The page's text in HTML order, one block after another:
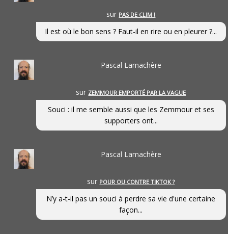
sur PAS DE CLIM !
Il est où le bon sens ? Faut-il en rire ou en pleurer ?...
Pascal Lamachère
sur ZEMMOUR EMPORTÉ PAR LA VAGUE
Souci : il me semble aussi que les Zemmour et ses
supporters ont...
Pascal Lamachère
sur POUR OU CONTRE TIKTOK ?
N’y a-t-il pas un souci à perdre sa vie d'une certaine
façon...